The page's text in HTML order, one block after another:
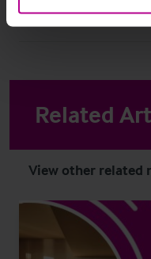
Related
View other related